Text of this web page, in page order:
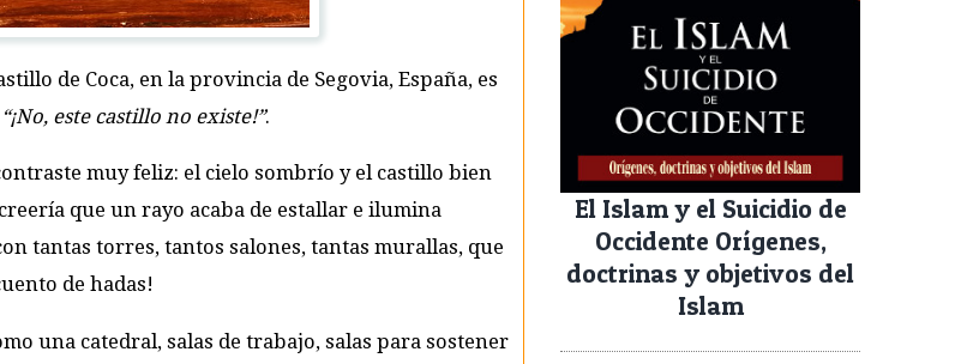
de Coca, en la provincia de Segovia, España, es
“¡No, este castillo no existe!”.
muy feliz: el cielo sombrío y el castillo bien
que un rayo acaba de estallar e ilumina
tantas torres, tantos salones, tantas murallas, que
de hadas!
una catedral, salas de trabajo, salas para sostener
El Islam y el Suicidio de
Occidente Orígenes,
doctrinas y objetivos del
Islam